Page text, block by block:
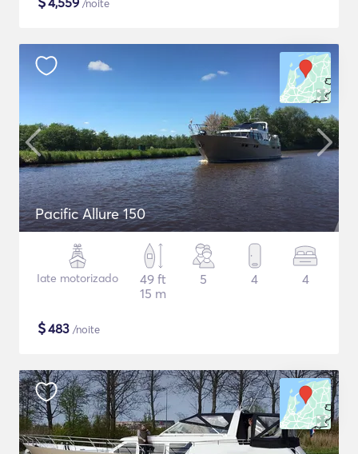
/noite
Pacific Allure 150
Iate motorizado
49 ft
15 m
5 4 4
$483 /noite